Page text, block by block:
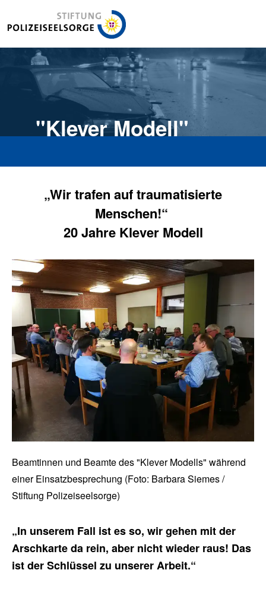
Stiftung Polizeiseelsorge
"Klever Modell"
„Wir trafen auf traumatisierte
Menschen!“
20 Jahre Klever Modell
Beamtinnen und Beamte des "Klever Modells" während
einer Einsatzbesprechung (Foto: Barbara Siemes /
Stiftung Polizeiseelsorge)
„In unserem Fall ist es so, wir gehen mit der
Arschkarte da rein, aber nicht wieder raus! Das
ist der Schlüssel zu unserer Arbeit.“